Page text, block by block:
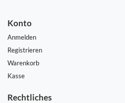
Konto
Anmelden
Registrieren
Warenkorb
Kasse
Rechtliches